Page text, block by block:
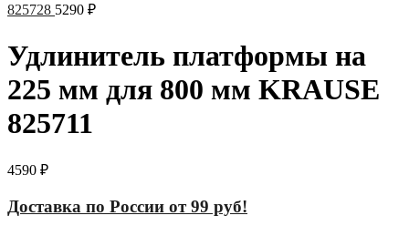
825728 5290 ₽
Удлинитель платформы на
225 мм для 800 мм KRAUSE
825711
4590 ₽
Доставка по России от 99 руб!